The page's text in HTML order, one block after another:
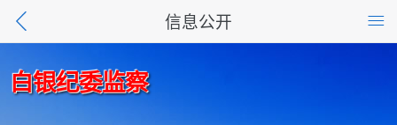
信息公开
白银纪委监察